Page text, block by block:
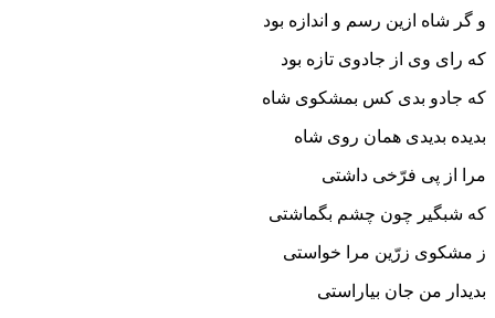
و گر شاه ازین رسم و اندازه بود
که راى وى از جادوى تازه بود
که جادو بدى کس بمشکوى شاه
بدیده بدیدى همان روى شاه‏
مرا از پى فرّخى داشتى
که شبگیر چون چشم بگماشتى‏
ز مشکوى زرّین مرا خواستى
بدیدار من جان بیاراستى‏